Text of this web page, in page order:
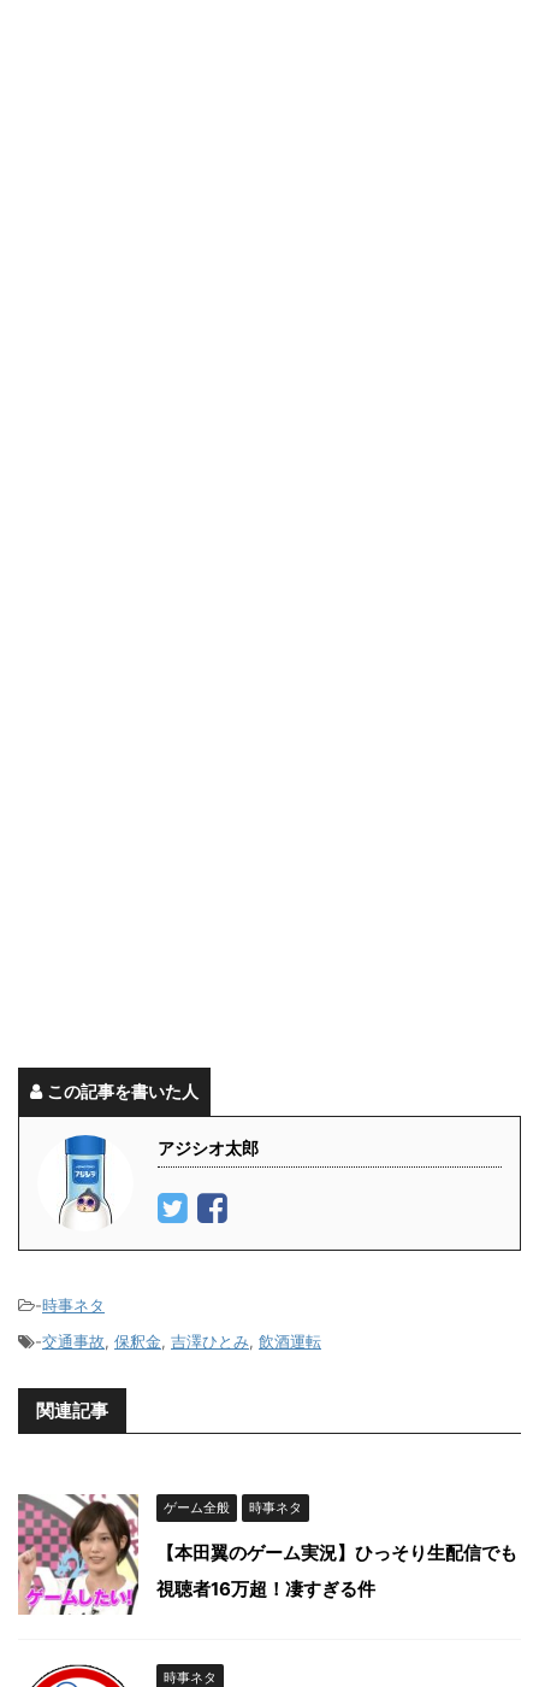
この記事を書いた人
アジシオ太郎
-時事ネタ
-交通事故, 保釈金, 吉澤ひとみ, 飲酒運転
関連記事
ゲーム全般 時事ネタ
【本田翼のゲーム実況】ひっそり生配信でも
視聴者16万超！凄すぎる件
時事ネタ